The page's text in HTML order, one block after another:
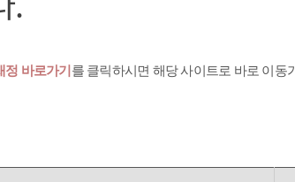
바로가기 를 클릭하시면 해당 사이트로 바로 이동